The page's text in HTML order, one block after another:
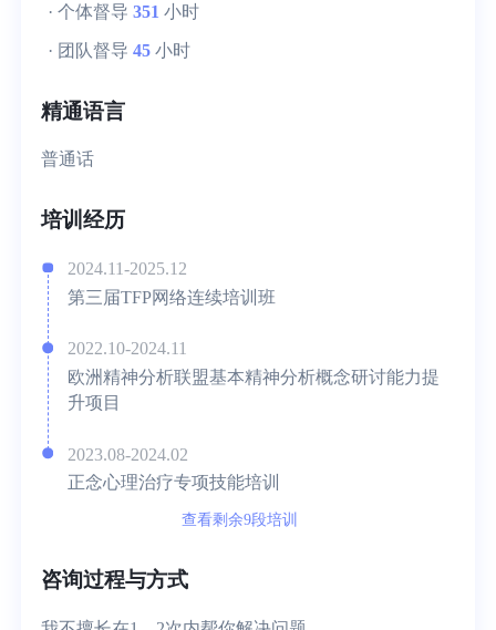
· 个体督导 351 小时
· 团队督导 45小时
精通语言
普通话
培训经历
2024.11-2025.12
第三届TFP网络连续培训班
2022.10-2024.11
欧洲精神分析联盟基本精神分析概念研讨能力提
升项目
2023.08-2024.02
正念心理治疗专项技能培训
查看剩余9段培训
咨询过程与方式